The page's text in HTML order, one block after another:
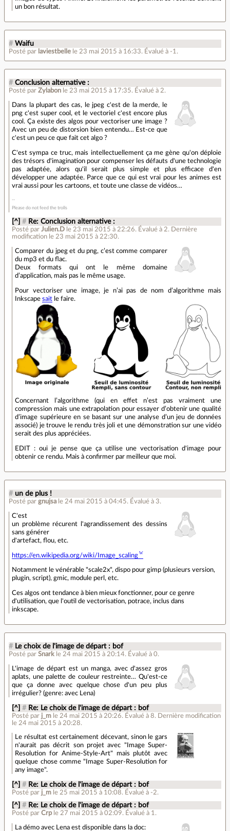
un bon résultat.
# Waifu
Posté par laviestbelle le 23 mai 2015 à 16:33. Évalué à -1 .
# Conclusion alternative :
Posté par Zylabon le 23 mai 2015 à 17:35. Évalué à 2.
Dans la plupart des cas, le jpeg c'est de la merde, le
png c'est super cool, et le vectoriel c'est encore plus
cool. Ça existe des algos pour vectoriser une image ?
Avec un peu de distorsion bien entendu… Est-ce que
c'est un peu ce que fait cet algo ?
C'est sympa ce truc, mais intellectuellement ça me gène qu'on déploie
des trésors d'imagination pour compenser les défauts d'une technologie
pas adaptée, alors qu'il serait plus simple et plus efficace d'en
développer une adaptée. Parce que ce qui est vrai pour les animes est
vrai aussi pour les cartoons, et toute une classe de vidéos…
Please do not feed the trolls
[^] # Re: Conclusion alternative :
Posté parJulien.D le 23 mai 2015 à 22:26. Évalué à 2.
Dernière
modification le 23 mai 2015 à 22:30.
Comparer du jpeg et du png, c’est comme comparer
du mp3 et du flac.
Deux formats qui ont le même domaine
d’application, mais pas le même usage.
Pour vectoriser une image, je n’ai pas de nom d’algorithme mais
Inkscapesait le faire.
Concernant l’algorithme (qui en effet n’est pas vraiment une
compression mais une extrapolation pour essayer d’obtenir une qualité
d’image supérieure en se basant sur une analyse d’un jeu de données
associé) je trouve le rendu très joli et une démonstration sur une vidéo
serait des plus appréciées.
EDIT : oui je pense que ça utilise une vectorisation d'image pour
obtenir ce rendu. Mais à confirmer par meilleur que moi.
# un de plus !
Posté par gnujsa le 24 mai 2015 à 04:45. Évalué à 3.
C'est
un problème récurent l'agrandissement des dessins
sans générer
d'artefact, flou, etc.
https://en.wikipedia.org/wiki/Image_scaling
Notamment le vénérable "scale2x", dispo pour gimp (plusieurs version,
plugin, script), gmic, module perl, etc.
Ces algos ont tendance à bien mieux fonctionner, pour ce genre
d'utilisation, que l'outil de vectorisation, potrace, inclus dans
inkscape.
# Le choix de l'image de départ : bof
Posté par Snark le 24 mai 2015 à 20:14. Évalué à 0.
L'image de départ est un manga, avec d'assez gros
aplats, une palette de couleur restreinte… Qu'est-ce
que ça donne avec quelque chose d'un peu plus
irrégulier? (genre: avec Lena)
[^] # Re: Le choix de l'image de départ : bof
Posté par j_m le 24 mai 2015 à 20:26. Évalué à8. Dernière modification
le 24 mai 2015 à 20:28.
Le résultat est certainement décevant, sinon le gars
n'aurait pas décrit son projet avec "Image Super-
Resolution for Anime-Style-Art" mais plutôt avec
quelque chose comme "Image Super-Resolution for
any image".
[^] # Re: Le choix de l'image de départ : bof
Posté par j_m le 25 mai 2015 à 10:08. Évalué à -2.
[^] # Re: Le choix de l'image de départ : bof
Posté parCrp le 27 mai 2015 à 02:09. Évalué à 1 .
La démo avec Lena est disponible dans la doc: